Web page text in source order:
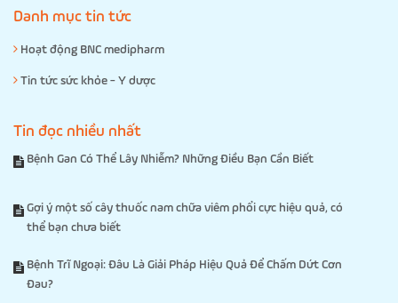
Danh mục tin tức
Hoạt động BNC medipharm
Tin tức sức khỏe - Y dược
Tin đọc nhiều nhất
Bệnh Gan Có Thể Lây Nhiễm? Những Điều Bạn Cần Biết
Gợi ý một số cây thuốc nam chữa viêm phổi cực hiệu quả, có
thể bạn chưa biết
Bệnh Trĩ Ngoại: Đâu Là Giải Pháp Hiệu Quả Để Chấm Dứt Cơn
Đau?